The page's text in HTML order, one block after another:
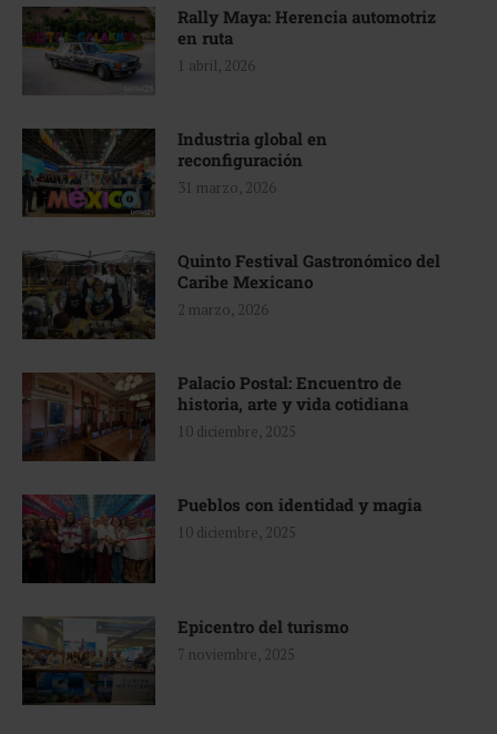
Rally Maya: Herencia automotriz
en ruta
1 abril, 2026
Industria global en
reconfiguración
31 marzo, 2026
Quinto Festival Gastronómico del
Caribe Mexicano
2 marzo, 2026
Palacio Postal: Encuentro de
historia, arte y vida cotidiana
10 diciembre, 2025
Pueblos con identidad y magia
10 diciembre, 2025
Epicentro del turismo
7 noviembre, 2025